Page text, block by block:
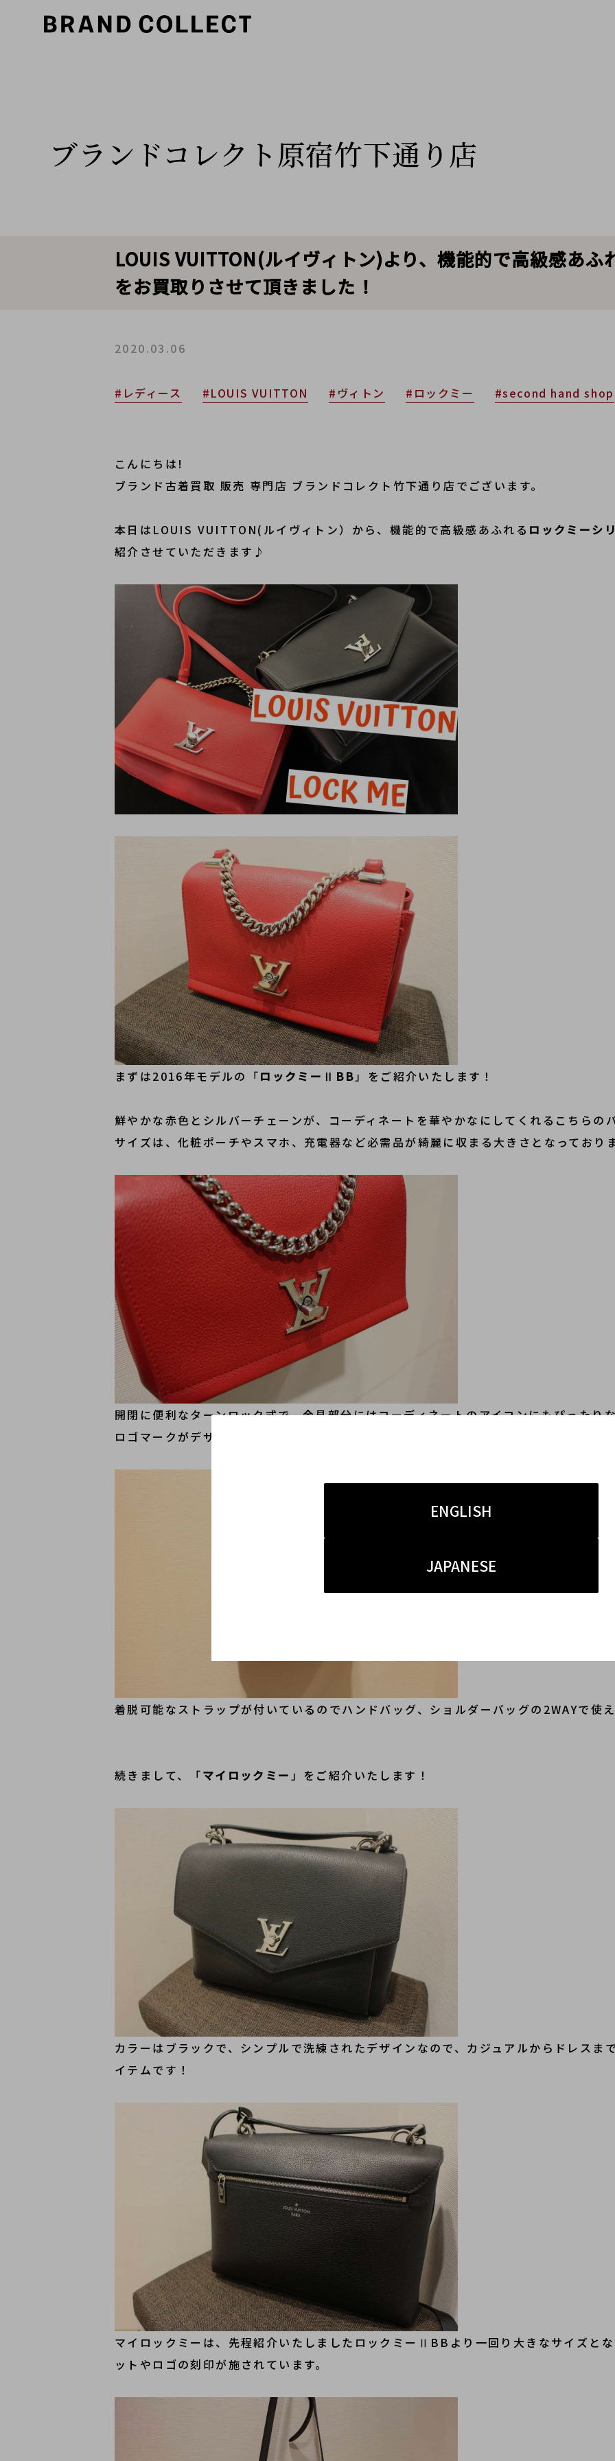
ENGLISH
JAPANESE
ブランドコレクト原宿竹下通り店
LOUIS VUITTON(ルイヴィトン)より、機能的で高級感あふ
をお買取りさせて頂きました！
2020.03.06
#レディース #LOUIS VUITTON #ヴィトン #ロックミー #second hand shop
こんにちは!
ブランド古着買取 販売 専門店 ブランドコレクト竹下通り店でございます。
本日はLOUIS VUITTON(ルイヴィトン）から、機能的で高級感あふれる ロックミーシ
紹介させていただきます♪
まずは2016年モデルの「ロックミーⅡBB」をご紹介いたします！
鮮やかな赤色とシルバーチェーンが、コーディネートを華やかなにしてくれるこちらの
サイズは、化粧ポーチやスマホ、充電器など必需品が綺麗に収まる大きさとなっており
開閉に便利なターンロック式で、金具部分にはコーディネートのアイコンにもぴったり
ロゴマークがデザインされています！
着脱可能なストラップが付いているのでハンドバッグ、ショルダーバッグの2WAYで使
続きまして、「マイロックミー」をご紹介いたします！
カラーはブラックで、シンプルで洗練されたデザインなので、カジュアルからドレスま
イテムです！
マイロックミーは、先程紹介いたしましたロックミーⅡBBより一回り大きなサイズと
ットやロゴの刻印が施されています。